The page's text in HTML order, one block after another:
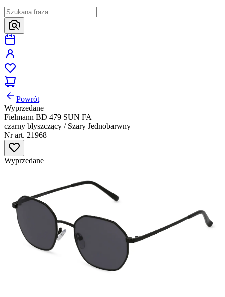
Powrót
Wyprzedane
Fielmann BD 479 SUN FA
czarny błyszczący / Szary Jednobarwny
Nr art. 21968
Wyprzedane